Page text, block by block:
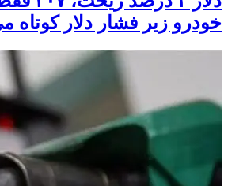
خودرو زیر فشار دلار کوتاه